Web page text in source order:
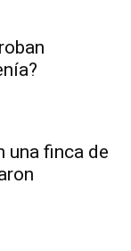
una finca de